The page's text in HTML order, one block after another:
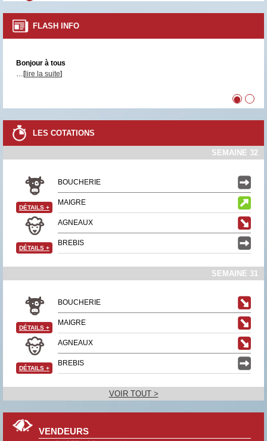
FLASH INFO
Bonjour à tous
…[lire la suite]
••
LES COTATIONS
SEMAINE 32
BOUCHERIE
MAIGRE
DÉTAILS +
AGNEAUX
BREBIS
DÉTAILS +
SEMAINE 31
BOUCHERIE
MAIGRE
DÉTAILS +
AGNEAUX
BREBIS
DÉTAILS +
VOIR TOUT >
VENDEURS